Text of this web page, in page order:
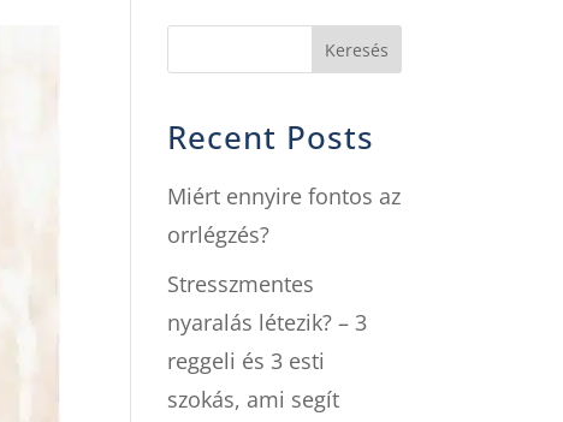
Keresés
Recent Posts
Miért ennyire fontos az
orrlégzés?
Stresszmentes
nyaralás létezik? – 3
reggeli és 3 esti
szokás, ami segít